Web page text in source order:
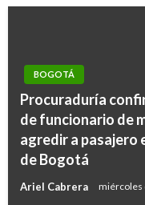
BOGOTÁ
Procuraduría
de funcionario de
agredir a pasajero
de Bogotá
Ariel Cabrera miércoles